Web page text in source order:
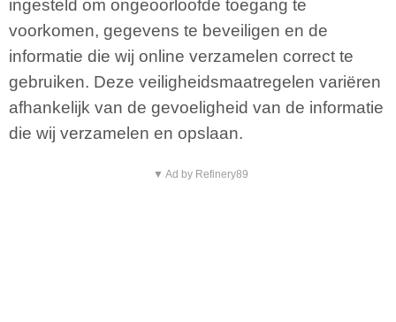
ingesteld om ongeoorloofde toegang te
voorkomen, gegevens te beveiligen en de
informatie die wij online verzamelen correct te
gebruiken. Deze veiligheidsmaatregelen variëren
afhankelijk van de gevoeligheid van de informatie
die wij verzamelen en opslaan.
▼ Ad by Refinery89